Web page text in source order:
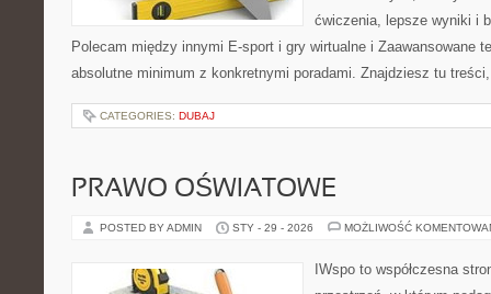
ćwiczenia, lepsze wyniki i
Polecam między innymi E-sport i gry wirtualne i Zaawansowane
absolutne minimum z konkretnymi poradami. Znajdziesz tu
CATEGORIES: DUBAJ
PRAWO OŚWIATOWE
POSTED BY ADMIN STY - 29 - 2026 MOŻLIWOŚĆ
IWspo to współczesna